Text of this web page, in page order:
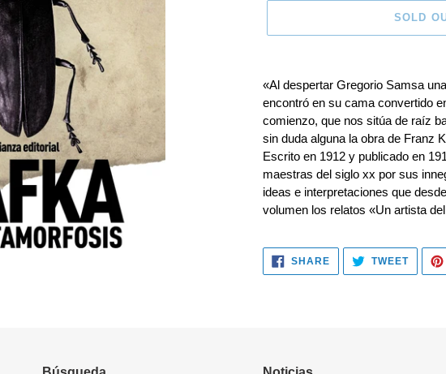
SOLD
product
cart
«Al despertar Gregorio Samsa
encontró en su cama convertido
comienzo, que nos sitúa de raíz
sin duda alguna la obra de Franz
Escrito en 1912 y publicado en
maestras del siglo xx por sus
ideas e interpretaciones que
volumen los relatos «Un artista
SHARESHARE
FACEBOOK
TWEETTWEET